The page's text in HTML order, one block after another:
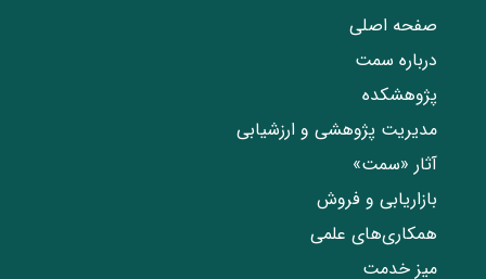
صفحه اصلی
درباره سمت
پژوهشکده
مدیریت پژوهشی و ارزشیابی
آثار «سمت»
بازاریابی و فروش
همکاری‌های علمی
میز خدمت